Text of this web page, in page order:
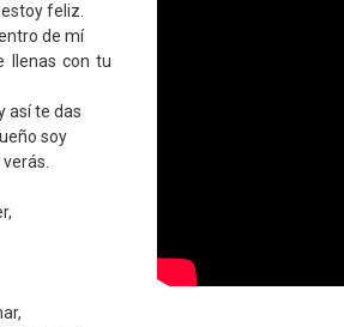
feliz.
de mí
llenas con tu
así te das
soy